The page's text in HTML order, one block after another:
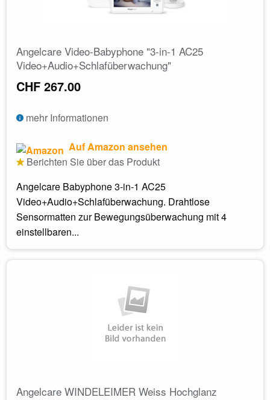
Angelcare Video-Babyphone "3-in-1 AC25
Video+Audio+Schlafüberwachung"
CHF 267.00
mehr Informationen
Auf Amazon ansehen
Berichten Sie über das Produkt
Angelcare Babyphone 3-in-1 AC25
Video+Audio+Schlafüberwachung. Drahtlose
Sensormatten zur Bewegungsüberwachung mit 4
einstellbaren...
Angelcare WINDELEIMER Weiss Hochglanz